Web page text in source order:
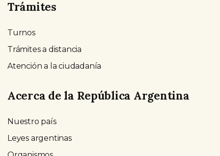
Trámites
Turnos
Trámites a distancia
Atención a la ciudadanía
Acerca de la República Argentina
Nuestro país
Leyes argentinas